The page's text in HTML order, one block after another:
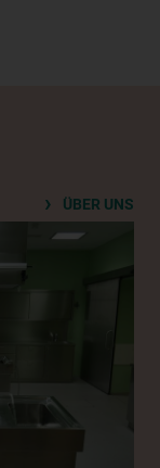
ÜBER UNS